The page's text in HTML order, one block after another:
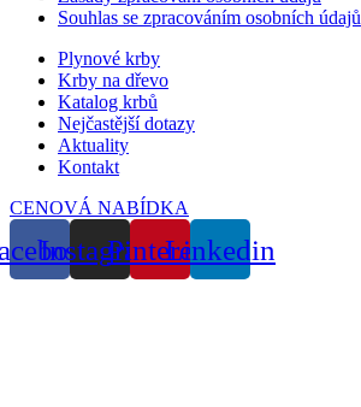
Souhlas se zpracováním osobních údajů
Plynové krby
Krby na dřevo
Katalog krbů
Nejčastější dotazy
Aktuality
Kontakt
CENOVÁ NABÍDKA
InstagramPinterestLinkedin